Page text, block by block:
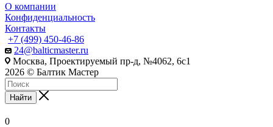
О компании
Конфиденциальность
Контакты
+7 (499) 450-46-86
24@balticmaster.ru
Москва, Проектируемый пр-д, №4062, 6с1
2026 © Балтик Мастер
Найти
0